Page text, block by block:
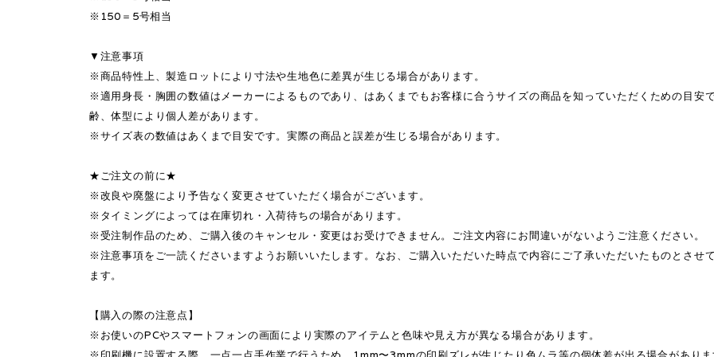
※150＝5号相当
▼注意事項
※商品特性上、製造ロットにより寸法や生地色に差異が生じる場合があります。
※適用身長・胸囲の数値はメーカーによるものであり、はあくまでもお客様に合うサイズの商品を知っていただくための目安
齢、体型により個人差があります。
※サイズ表の数値はあくまで目安です。実際の商品と誤差が生じる場合があります。
★ご注文の前に★
※改良や廃盤により予告なく変更させていただく場合がございます。
※タイミングによっては在庫切れ・入荷待ちの場合があります。
※受注制作品のため、ご購入後のキャンセル・変更はお受けできません。ご注文内容にお間違いがないようご注意ください。
※注意事項をご一読くださいますようお願いいたします。なお、ご購入いただいた時点で内容にご了承いただいたものとさせ
ます。
【購入の際の注意点】
※お使いのPCやスマートフォンの画面により実際のアイテムと色味や見え方が異なる場合があります。